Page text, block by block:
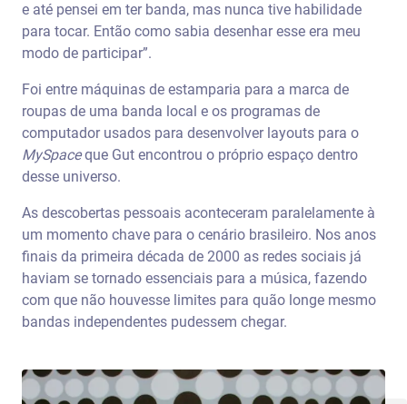
e até pensei em ter banda, mas nunca tive habilidade
para tocar. Então como sabia desenhar esse era meu
modo de participar”.
Foi entre máquinas de estamparia para a marca de
roupas de uma banda local e os programas de
computador usados para desenvolver layouts para o
MySpaceque Gut encontrou o próprio espaço dentro
desse universo.
As descobertas pessoais aconteceram paralelamente à
um momento chave para o cenário brasileiro. Nos anos
finais da primeira década de 2000 as redes sociais já
haviam se tornado essenciais para a música, fazendo
com que não houvesse limites para quão longe mesmo
bandas independentes pudessem chegar.